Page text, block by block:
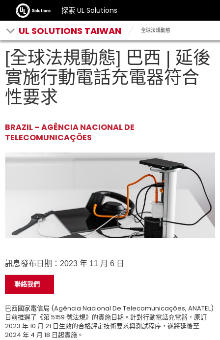
探索 UL Solutions
UL SOLUTIONS TAIWAN 全球法規動態
[全球法規動態] 巴西 | 延後
實施行動電話充電器符合
性要求
BRAZIL – AGÊNCIA NACIONAL DE
TELECOMUNICAÇÕES
訊息發布日期：2023 年 11 月 6 日
聯絡我們
巴西國家電信局 (Agência Nacional De Telecomunicações, ANATEL)
日前推遲了《第 5159 號法規》的實施日期。針對行動電話充電器，原訂
2023 年 10 月 21 日生效的合格評定技術要求與測試程序，遂將延後至
2024 年 4 月 18 日起實施。